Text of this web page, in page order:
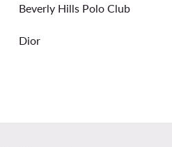
Beverly Hills Polo Club
Dior